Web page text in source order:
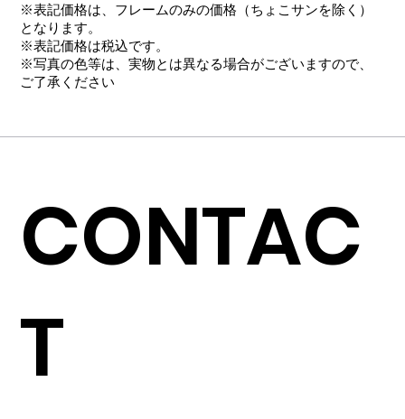
※表記価格は、フレームのみの価格（ちょこサンを除く）
となります。
​※表記価格は税込です。
※写真の色等は、実物とは異なる場合がございますので、
ご了承ください
CONTAC
T